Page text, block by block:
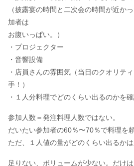
（披露宴の時間と二次会の時間が近か
加者は
お腹いっぱい。）
・プロジェクター
・音響設備
・店員さんの雰囲気（当日のクオリテ
手！）
・１人分料理でどのくらい出るのかを確
参加人数＝発注料理人数ではない。
だいたい参加者の60％〜70％で料理を
ただ、１人値の量がどのくらい出るかは
足りない、ボリュームが少ない。だけは